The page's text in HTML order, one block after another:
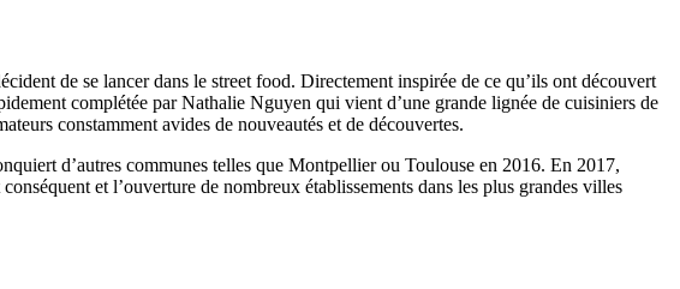
de se lancer dans le street food. Directement inspirée de ce qu’ils ont découvert
complétée par Nathalie Nguyen qui vient d’une grande lignée de cuisiniers de
constamment avides de nouveautés et de découvertes.
d’autres communes telles que Montpellier ou Toulouse en 2016. En 2017,
et l’ouverture de nombreux établissements dans les plus grandes villes